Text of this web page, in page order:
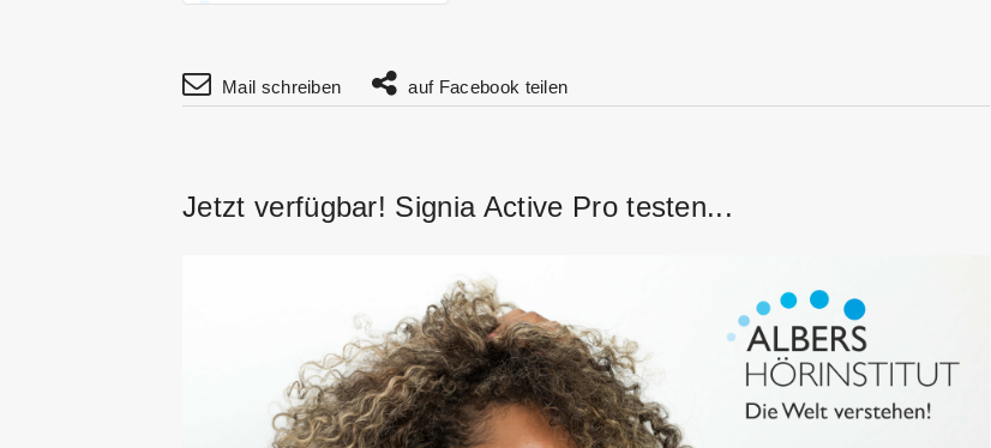
Mail schreiben auf Facebook teilen
Jetzt verfügbar! Signia Active Pro testen...